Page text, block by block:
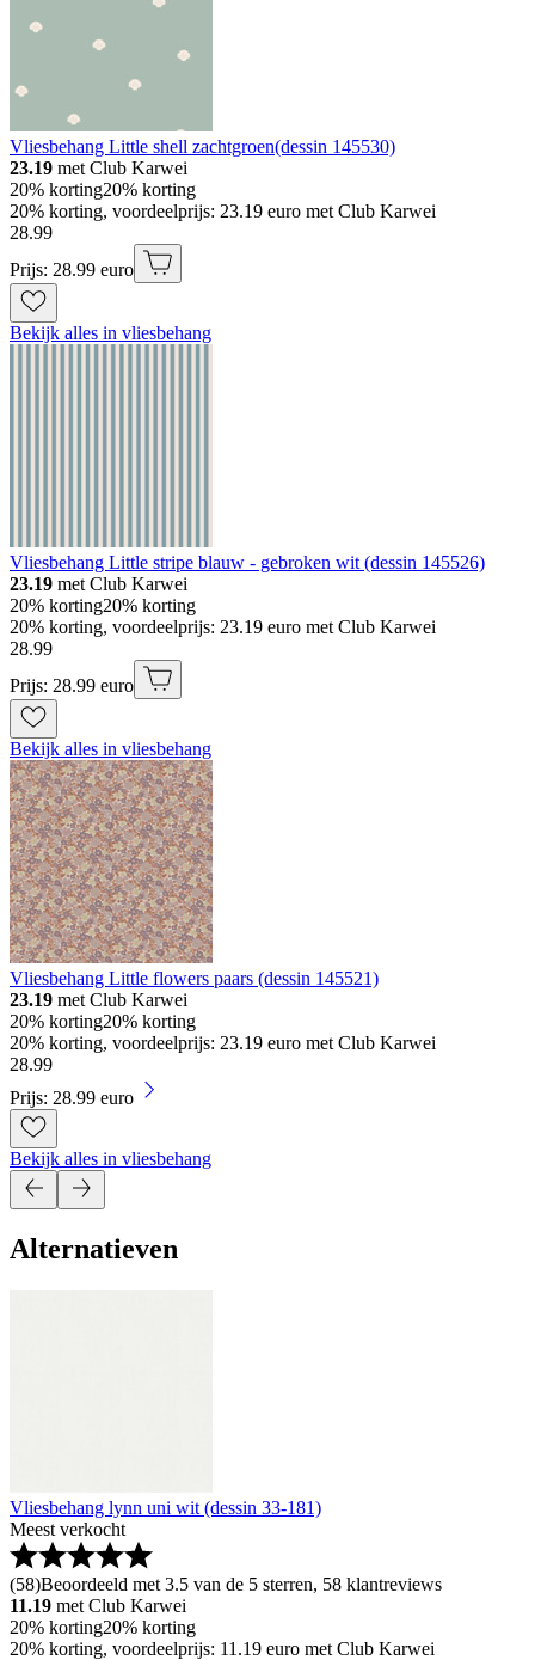
Vliesbehang Little shell zachtgroen(dessin 145530)
23.19 met Club Karwei
20% korting20% korting
20% korting, voordeelprijs: 23.19 euro met Club Karwei
28.99
Prijs: 28.99 euro
Bekijk alles in vliesbehang
Vliesbehang Little stripe blauw - gebroken wit (dessin 145526)
23.19 met Club Karwei
20% korting20% korting
20% korting, voordeelprijs: 23.19 euro met Club Karwei
28.99
Prijs: 28.99 euro
Bekijk alles in vliesbehang
Vliesbehang Little flowers paars (dessin 145521)
23.19 met Club Karwei
20% korting20% korting
20% korting, voordeelprijs: 23.19 euro met Club Karwei
28.99
Prijs: 28.99 euro
Bekijk alles in vliesbehang
Alternatieven
Vliesbehang lynn uni wit (dessin 33-181)
Meest verkocht
(58)Beoordeeld met 3.5 van de 5 sterren, 58 klantreviews
11.19 met Club Karwei
20% korting20% korting
20% korting, voordeelprijs: 11.19 euro met Club Karwei